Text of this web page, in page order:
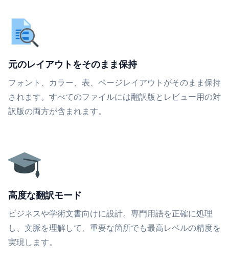
元のレイアウトをそのまま保持
フォント、カラー、表、ページレイアウトがそのまま保持
されます。すべてのファイルには翻訳版とレビュー用の対
訳版の両方が含まれます。
高度な翻訳モード
ビジネスや学術文書向けに設計。専門用語を正確に処理
し、文脈を理解して、重要な箇所でも最高レベルの精度を
実現します。